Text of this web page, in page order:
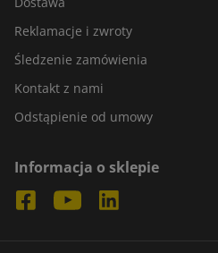
Reklamacje i zwroty
Śledzenie zamówienia
Kontakt z nami
Odstąpienie od umowy
Informacja o sklepie